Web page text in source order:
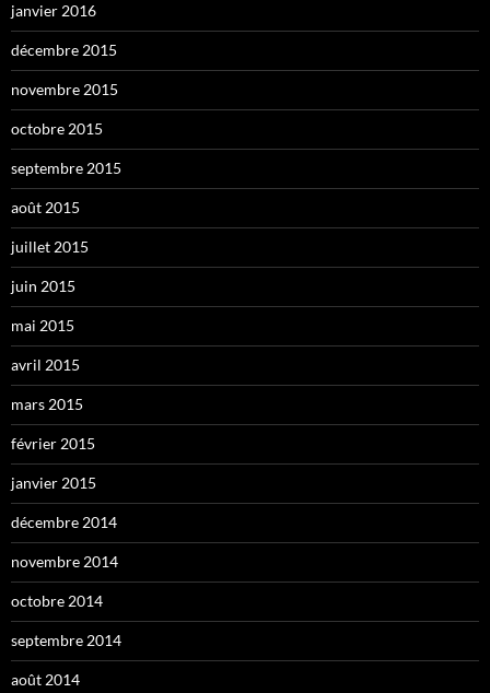
janvier 2016
décembre 2015
novembre 2015
octobre 2015
septembre 2015
août 2015
juillet 2015
juin 2015
mai 2015
avril 2015
mars 2015
février 2015
janvier 2015
décembre 2014
novembre 2014
octobre 2014
septembre 2014
août 2014